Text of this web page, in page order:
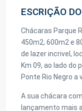
ESCRIÇÃO
Chácaras Parque
450m2, 600m2 e
de lazer incrivel,
Km 09, ao lado do
Ponte Rio Negro a
A sua chácara
lançamento mais